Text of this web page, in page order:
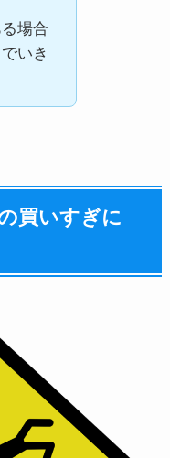
場合
いき
買いすぎに